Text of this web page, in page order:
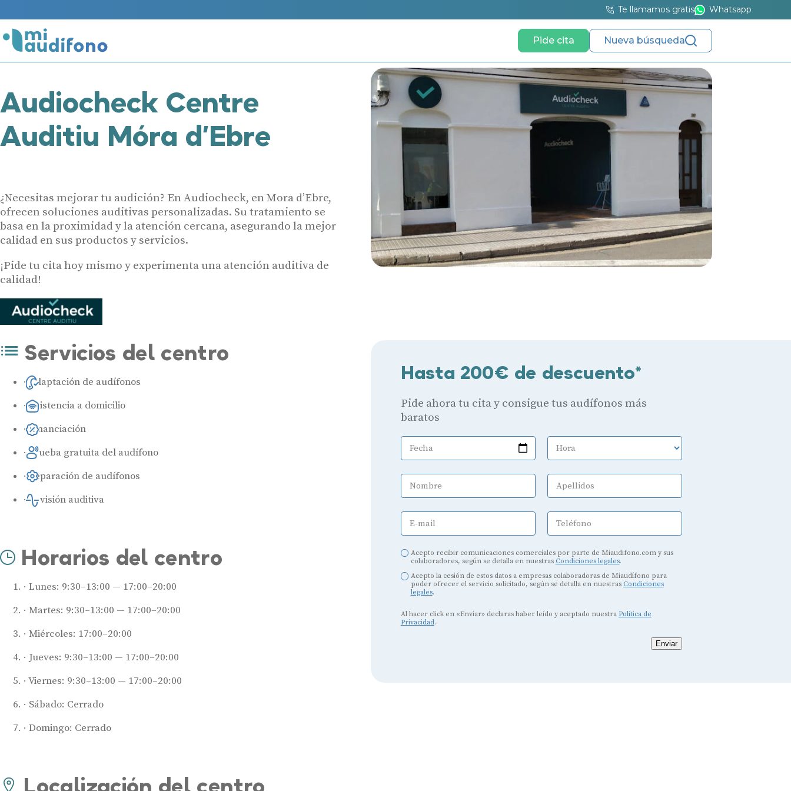
Te llamamos gratis Whatsapp
Pide cita Nueva búsqueda
Audiocheck Centre
Auditiu Móra d’Ebre
¿Necesitas mejorar tu audición? En Audiocheck, en Mora d’Ebre,
ofrecen soluciones auditivas personalizadas. Su tratamiento se
basa en la proximidad y la atención cercana, asegurando la mejor
calidad en sus productos y servicios.
¡Pide tu cita hoy mismo y experimenta una atención auditiva de
calidad!
Hasta 200€ de descuento*
Pide ahora tu cita y consigue tus audífonos más
baratos
Fecha Hora
Nombre Apellidos
E-mail Teléfono
Acepto recibir comunicaciones comerciales por parte de Miaudifono.com y sus
colaboradores, según se detalla en nuestras Condiciones legales.
Acepto la cesión de estos datos a empresas colaboradoras de Miaudífono para
poder ofrecer el servicio solicitado, según se detalla en nuestras Condiciones
legales.
Al hacer click en «Enviar» declaras haber leído y aceptado nuestra Política de
Privacidad.
Enviar
Servicios del centro
Adaptación de audífonos
Asistencia a domicilio
Financiación
Prueba gratuita del audífono
Reparación de audífonos
Revisión auditiva
Horarios del centro
Lunes: 9:30–13:00 — 17:00–20:00
Martes: 9:30–13:00 — 17:00–20:00
Miércoles: 17:00–20:00
Jueves: 9:30–13:00 — 17:00–20:00
Viernes: 9:30–13:00 — 17:00–20:00
Sábado: Cerrado
Domingo: Cerrado
Audífonos